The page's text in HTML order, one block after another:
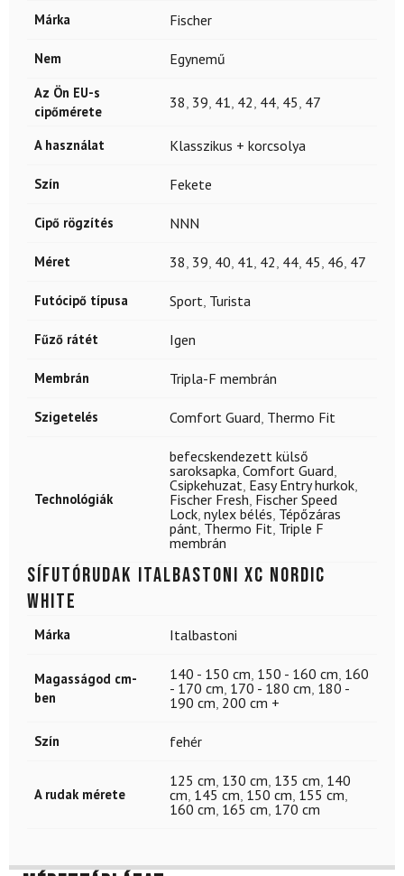
Márka Fischer
Nem Egynemű
Az Ön EU-s
cipőmérete
38 39 41 42 44 45 47
A használat Klasszikus + korcsolya
Szín Fekete
Cipő rögzítés NNN
Méret 38 39 40 41 42 44 45 46 47
Futócipő típusa Sport Turista
Fűző rátét Igen
Membrán Tripla-F membrán
Szigetelés Comfort Guard Thermo Fit
Technológiák
befecskendezett külső
saroksapka Comfort Guard
Csipkehuzat Easy Entry hurkok
Fischer Fresh Fischer Speed
Lock nylex bélés Tépőzáras
pánt Thermo Fit Triple F
membrán
Sífutórudak ITALBASTONI XC Nordic
White
Márka Italbastoni
Magasságod cm-
ben
140 - 150 cm 150 - 160 cm 160
- 170 cm 170 - 180 cm 180 -
190 cm 200 cm +
Szín fehér
A rudak mérete
125 cm 130 cm 135 cm 140
cm 145 cm 150 cm 155 cm
160 cm 165 cm 170 cm